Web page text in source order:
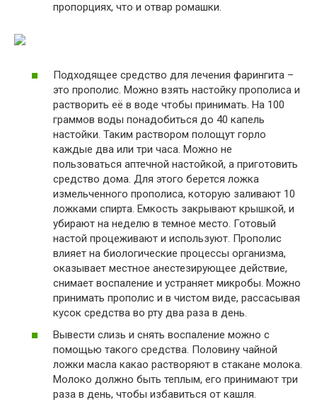
пропорциях, что и отвар ромашки.
Подходящее средство для лечения фарингита –
это прополис. Можно взять настойку прополиса и
растворить её в воде чтобы принимать. На 100
граммов воды понадобиться до 40 капель
настойки. Таким раствором полощут горло
каждые два или три часа. Можно не
пользоваться аптечной настойкой, а приготовить
средство дома. Для этого берется ложка
измельченного прополиса, которую заливают 10
ложками спирта. Емкость закрывают крышкой, и
убирают на неделю в темное место. Готовый
настой процеживают и используют. Прополис
влияет на биологические процессы организма,
оказывает местное анестезирующее действие,
снимает воспаление и устраняет микробы. Можно
принимать прополис и в чистом виде, рассасывая
кусок средства во рту два раза в день.
Вывести слизь и снять воспаление можно с
помощью такого средства. Половину чайной
ложки масла какао растворяют в стакане молока.
Молоко должно быть теплым, его принимают три
раза в день, чтобы избавиться от кашля.